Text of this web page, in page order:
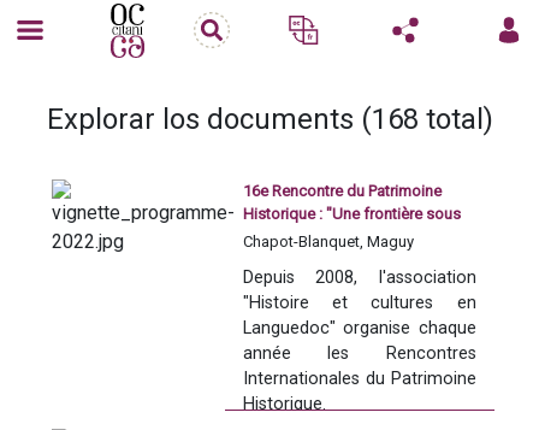
Explorar los documents (168 total)
16e Rencontre du Patrimoine
Historique : "Une frontière sous
surveillance : 1258-1659"
Chapot-Blanquet, Maguy
Depuis 2008, l'association
"Histoire et cultures en
Languedoc" organise chaque
année les Rencontres
Internationales du Patrimoine
Historique.